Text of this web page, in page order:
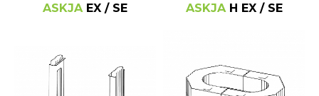
ASKJAEX / SE
ASKJAH EX / SE